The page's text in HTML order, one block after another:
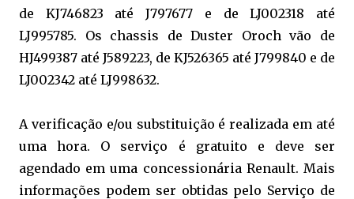
de KJ746823 até J797677 e de LJ002318 até
LJ995785. Os chassis de Duster Oroch vão de
HJ499387 até J589223, de KJ526365 até J799840 e de
LJ002342 até LJ998632.
A verificação e/ou substituição é realizada em até
uma hora. O serviço é gratuito e deve ser
agendado em uma concessionária Renault. Mais
informações podem ser obtidas pelo Serviço de